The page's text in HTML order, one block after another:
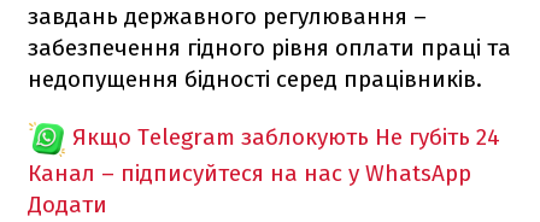
завдань державного регулювання –
забезпечення гідного рівня оплати праці та
недопущення бідності серед працівників.
Якщо Telegram заблокують Не губіть 24
Канал – підписуйтеся на нас у WhatsApp
Додати